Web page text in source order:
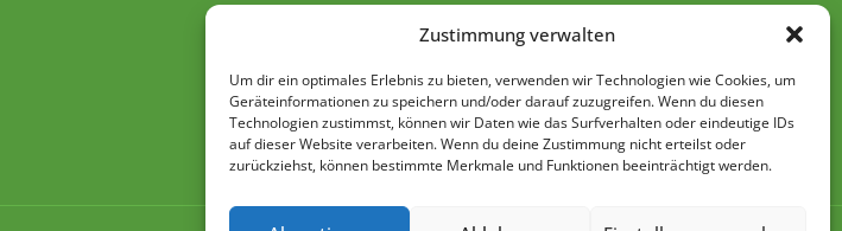
Zustimmung verwalten
Um dir ein optimales Erlebnis zu bieten, verwenden wir Technologien wie Cookies, um
Geräteinformationen zu speichern und/oder darauf zuzugreifen. Wenn du diesen
Technologien zustimmst, können wir Daten wie das Surfverhalten oder eindeutige IDs
auf dieser Website verarbeiten. Wenn du deine Zustimmung nicht erteilst oder
zurückziehst, können bestimmte Merkmale und Funktionen beeinträchtigt werden.
Fleetfahrt Hamburg
Barkassenrundfahrten
Unsere Barkassen